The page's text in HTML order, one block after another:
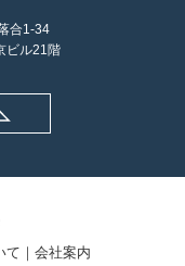
合1-34
ビル21階
て 会社案内